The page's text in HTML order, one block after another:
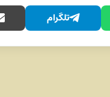
تلگرام